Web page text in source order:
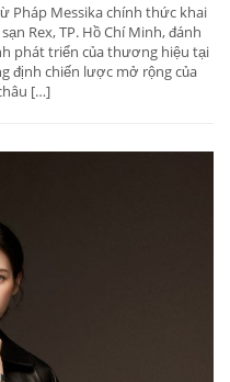
Pháp Messika chính thức khai
Rex, TP. Hồ Chí Minh, đánh
phát triển của thương hiệu tại
định chiến lược mở rộng của
[…]